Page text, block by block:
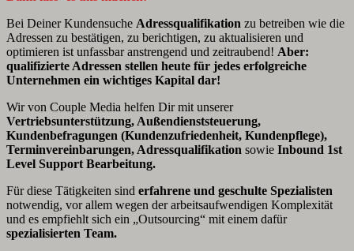
Bei Deiner Kundensuche Adressqualifikation zu betreiben wie die
Adressen zu bestätigen, zu berichtigen, zu aktualisieren und
optimieren ist unfassbar anstrengend und zeitraubend! Aber:
qualifizierte Adressen stellen heute für jedes erfolgreiche
Unternehmen ein wichtiges Kapital dar!
Wir von Couple Media helfen Dir mit unserer
Vertriebsunterstützung, Außendienststeuerung,
Kundenbefragungen (Kundenzufriedenheit, Kundenpflege),
Terminvereinbarungen, Adressqualifikation sowie Inbound 1st
Level Support Bearbeitung.
Für diese Tätigkeiten sind erfahrene und geschulte Spezialisten
notwendig, vor allem wegen der arbeitsaufwendigen Komplexität
und es empfiehlt sich ein „Outsourcing“ mit einem dafür
spezialisierten Team.